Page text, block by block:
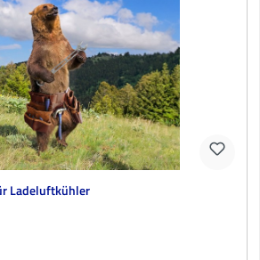
Ladeluftkühler